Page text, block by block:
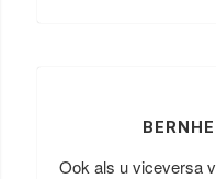
Ook als u viceversa